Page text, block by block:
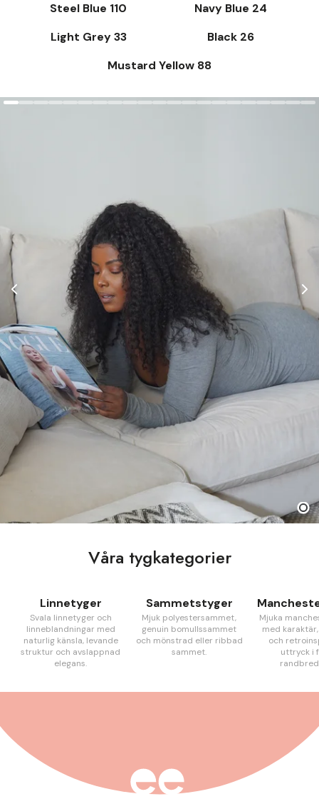
Steel Blue 110
Navy Blue 24
Light Grey 33
Black 26
Mustard Yellow 88
Våra tygkategorier
Linnetyger
Svala linnetyger och
linneblandningar med
naturlig känsla, levande
struktur och avslappnad
elegans.
Sammetstyger
Mjuk polyestersammet,
genuin bomullssammet
och mönstrad eller ribbad
sammet.
Mjuka
med
och
uttryck i